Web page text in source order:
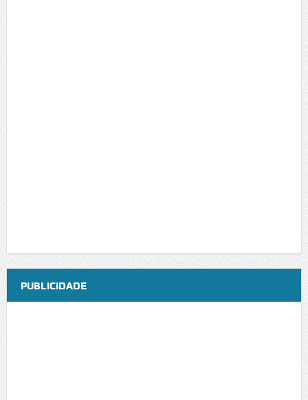
PUBLICIDADE